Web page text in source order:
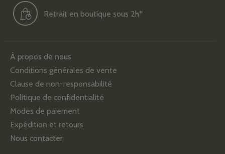
Retrait en boutique sous 2h*
À propos de nous
Conditions générales de vente
Clause de non-responsabilité
Politique de confidentialité
Modes de paiement
Expédition et retours
Nous contacter